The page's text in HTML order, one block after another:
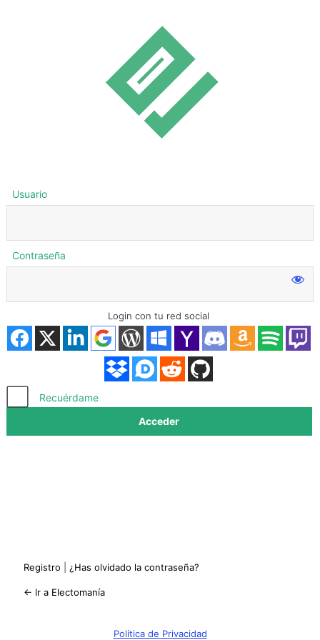
Acceder
Usuario
Contraseña
Login con tu red social
Recuérdame
Registro ¿Has olvidado la contraseña?
← Ir a Electomanía
Política de Privacidad